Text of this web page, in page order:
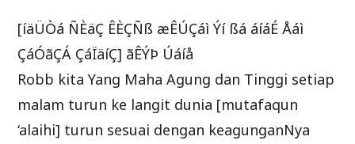
[íäÜÒá ÑÈäÇ ÊÈÇÑß æÊÚÇáì Ýí ßá áíáÉ Åáì
ÇáÓãÇÁ ÇáÏäíÇ] ãÊÝÞ Úáíå
Robb kita Yang Maha Agung dan Tinggi setiap
malam turun ke langit dunia [mutafaqun
‘alaihi] turun sesuai dengan keagunganNya